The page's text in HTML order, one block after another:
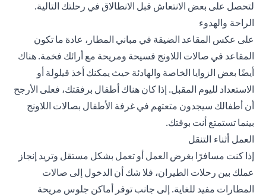
لتحصل على بعض الانتعاش قبل الانطالاق في رحلتك التالية.
الراحة والهدوء
على عكس المقاعد الضيقة في مباني المطار، عادة ما تكون
المقاعد في صالات اللاونج فسيحة ومريحة مع أرائك فخمة. هناك
أيضًا بعض الزوايا الخاصة والهادئة حيث يمكنك أخذ قيلولة أو
الاستعداد لليوم المقبل. إذا كان هناك أطفال برفقتك، فعلى الأرجح
أن أطفالك سيجدون متعتهم في غرفة الأطفال بصالات اللاونج
بينما تستمتع أنت بوقتك.
العمل أثناء التنقل
إذا كنت مسافرًا بغرض العمل أو تعمل بشكل مستقل وتريد إنجاز
عملك بين رحلات الطيران، فلا شك أن الدخول إلى صالات
المطارات مفيد للغاية. إلى جانب توفر أماكن جلوس مريحة